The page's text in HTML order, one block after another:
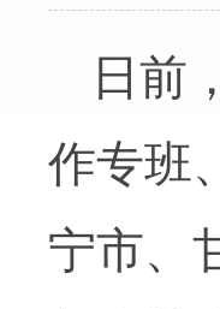
日前
作专班
宁市、